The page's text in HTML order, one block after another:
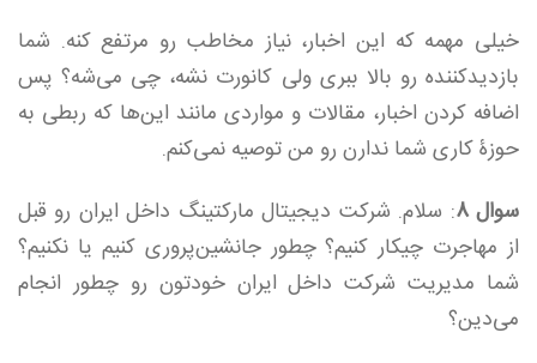
خیلی مهمه که این اخبار، نیاز مخاطب رو مرتفع کنه. شما
بازدیدکننده رو بالا ببری ولی کانورت نشه، چی می‌شه؟ پس
اضافه کردن اخبار، مقالات و مواردی مانند این‌ها که ربطی به
حوزۀ کاری شما ندارن رو من توصیه نمی‌کنم.
سوال 8 : سلام. شرکت دیجیتال مارکتینگ داخل ایران رو قبل
از مهاجرت چیکار کنیم؟ چطور جانشین‌پروری کنیم یا نکنیم؟
شما مدیریت شرکت داخل ایران خودتون رو چطور انجام
می‌دین؟